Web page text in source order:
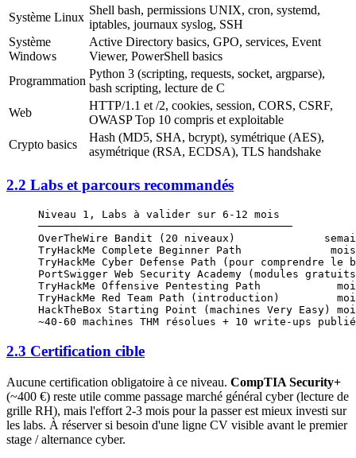
Système Linux
Shell bash, permissions UNIX, cron, systemd,
iptables, journaux syslog, SSH
Système
Windows
Active Directory basics, GPO, services, Event
Viewer, PowerShell basics
Programmation
Python 3 (scripting, requests, socket, argparse),
bash scripting, lecture de C
Web
HTTP/1.1 et /2, cookies, session, CORS, CSRF,
OWASP Top 10 compris et exploitable
Crypto basics
Hash (MD5, SHA, bcrypt), symétrique (AES),
asymétrique (RSA, ECDSA), TLS handshake
2.2 Labs et parcours recommandés
Niveau 1, Labs à valider sur 6-12 mois
────────────────────────────────────────
OverTheWire Bandit (20 niveaux)
TryHackMe Complete Beginner Path
TryHackMe Cyber Defense Path (pour comprendre le
PortSwigger Web Security Academy (modules
TryHackMe Offensive Pentesting Path
TryHackMe Red Team Path (introduction)
HackTheBox Starting Point (machines Very Easy)
~40-60 machines THM résolues + 10 write-ups
2.3 Certification cible
Aucune certification obligatoire à ce niveau. CompTIA Security+
(~400 €) reste utile comme passage marché général cyber (lecture de
grille RH), mais l'effort 2-3 mois pour la passer est mieux investi sur
les labs. À réserver si besoin d'une ligne CV visible avant le premier
stage / alternance cyber.